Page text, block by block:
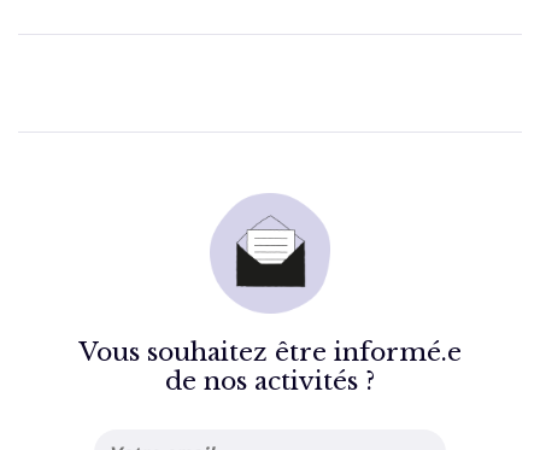
Vous souhaitez être informé.e
de nos activités ?